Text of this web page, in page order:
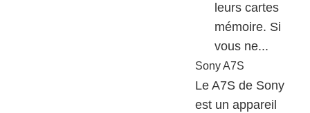
leurs cartes
mémoire. Si
vous ne...
Sony A7S
Le A7S de Sony
est un appareil